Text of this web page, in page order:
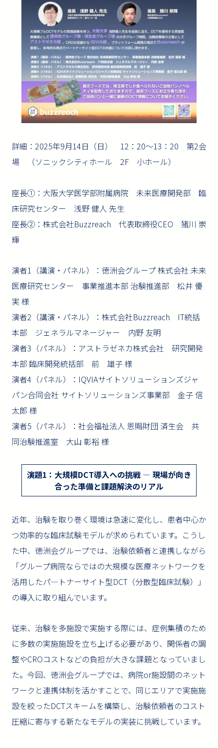
詳細：2025年9月14日（日） 12：20～13：20 第2会
場 （ソニックシティホール 2F 小ホール）
座長①：大阪大学医学部附属病院 未来医療開発部 臨
床研究センター 浅野 健人 先生
座長②：株式会社Buzzreach 代表取締役CEO 猪川 崇
輝
演者1（講演・パネル）：徳洲会グループ 株式会社 未来
医療研究センター 事業推進本部 治験推進部 松井 優
実 様
演者2（講演・パネル）：株式会社Buzzreach IT統括
本部 ジェネラルマネージャー 内野 友明
演者3（パネル）：アストラゼネカ株式会社 研究開発
本部 臨床開発統括部 前 雄子 様
演者4（パネル）：IQVIAサイトソリューションズジャ
パン合同会社 サイトソリューションズ事業部 金子 信
太郎 様
演者5（パネル）：社会福祉法人 恩賜財団 済生会 共
同治験推進室 大山 彰裕 様
演題1：大規模DCT導入への挑戦 ― 現場が向き
合った準備と課題解決のリアル
近年、治験を取り巻く環境は急速に変化し、患者中心か
つ効率的な臨床試験モデルが求められています。こうし
た中、徳洲会グループでは、治験依頼者と連携しながら
「グループ病院ならではの大規模な医療ネットワークを
活用したパ―トナーサイト型DCT（分散型臨床試験）」
の導入に取り組んでいます。
従来、治験を多施設で実施する際には、症例集積のため
に多数の実施施設を立ち上げる必要があり、関係者の調
整やCROコストなどの負担が大きな課題となっていまし
た。今回、徳洲会グループでは、病院or施設間のネット
ワークと連携体制を活かすことで、同じエリアで実施施
設を絞ったDCTスキームを構築し、治験依頼者のコスト
圧縮に寄与する新たなモデルの実装に挑戦しています。